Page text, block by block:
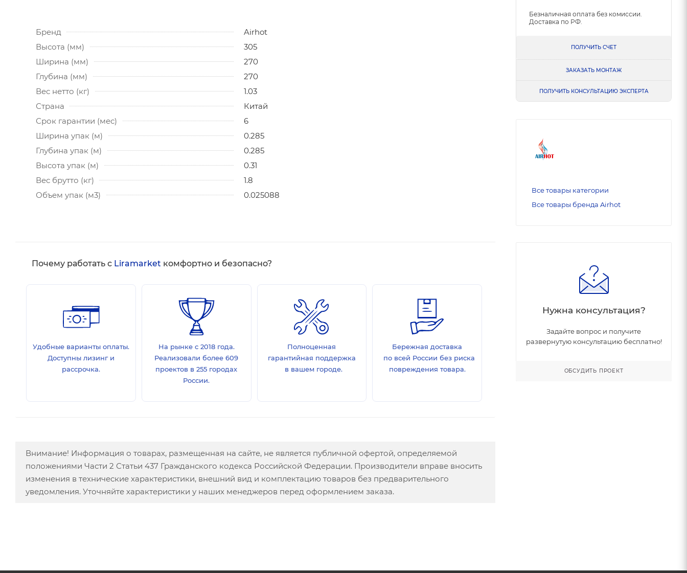
Бренд
Airhot
Высота (мм)
305
Ширина (мм)
270
Глубина (мм)
270
Вес нетто (кг)
1.03
Страна
Китай
Срок гарантии (мес)
6
Ширина упак (м)
0.285
Глубина упак (м)
0.285
Высота упак (м)
0.31
Вес брутто (кг)
1.8
Объем упак (м3)
0.025088
Почему работать с Liramarket комфортно и безопасно?
Удобные варианты оплаты.
Доступны лизинг и
рассрочка.
На рынке с 2018 года.
Реализовали более 609
проектов в 255 городах
России.
Полноценная
гарантийная поддержка
в вашем городе.
Бережная доставка
по всей России без риска
повреждения товара.
Внимание! Информация о товарах, размещенная на сайте, не является публичной офертой, определяемой
положениями Части 2 Статьи 437 Гражданского кодекса Российской Федерации. Производители вправе вносить
изменения в технические характеристики, внешний вид и комплектацию товаров без предварительного
уведомления. Уточняйте характеристики у наших менеджеров перед оформлением заказа.
Безналичная оплата без комиссии.
Доставка по РФ.
ПОЛУЧИТЬ СЧЕТ
ЗАКАЗАТЬ МОНТАЖ
ПОЛУЧИТЬ КОНСУЛЬТАЦИЮ ЭКСПЕРТА
Все товары категории
Все товары бренда Airhot
Нужна консультация?
Задайте вопрос и получите
развернутую консультацию бесплатно!
ОБСУДИТЬ ПРОЕКТ